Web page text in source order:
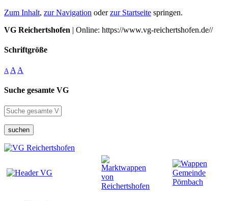
Zum Inhalt, zur Navigation oderzur Startseite springen.
VG Reichertshofen | Online: https://www.vg-reichertshofen.de//
Schriftgröße
A A A
Suche gesamte VG
suchen